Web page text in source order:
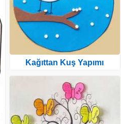
Kağıttan Kuş Yapımı